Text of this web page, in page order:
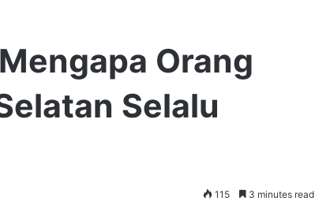
Orang
Selalu
115 3 minutes read